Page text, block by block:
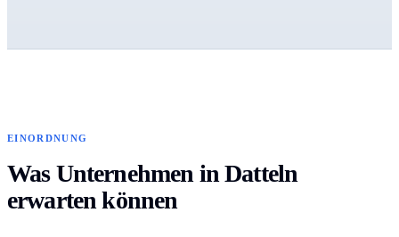
EINORDNUNG
Was Unternehmen in Datteln
erwarten können